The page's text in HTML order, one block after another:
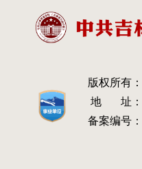
版权所有：
地 址：
备案编号：